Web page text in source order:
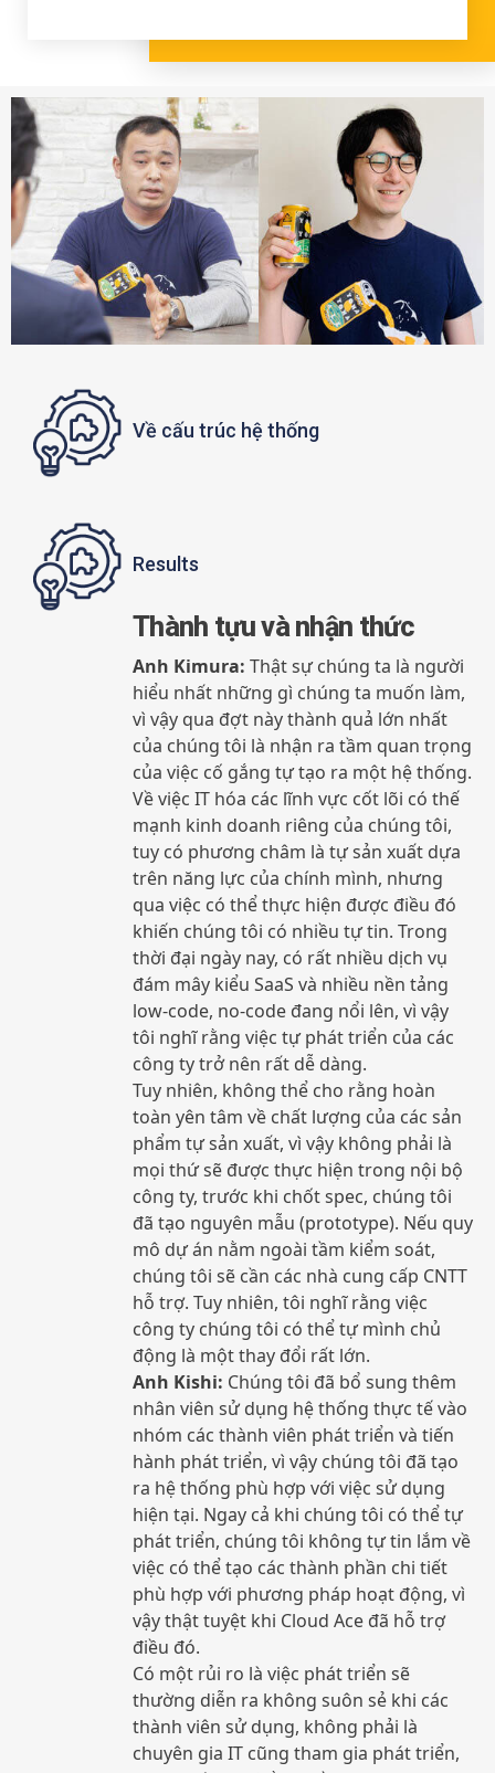
Về cấu trúc hệ thống
Results
Thành tựu và nhận thức
Anh Kimura: Thật sự chúng ta là người
hiểu nhất những gì chúng ta muốn làm,
vì vậy qua đợt này thành quả lớn nhất
của chúng tôi là nhận ra tầm quan trọng
của việc cố gắng tự tạo ra một hệ thống.
Về việc IT hóa các lĩnh vực cốt lõi có thế
mạnh kinh doanh riêng của chúng tôi,
tuy có phương châm là tự sản xuất dựa
trên năng lực của chính mình, nhưng
qua việc có thể thực hiện được điều đó
khiến chúng tôi có nhiều tự tin. Trong
thời đại ngày nay, có rất nhiều dịch vụ
đám mây kiểu SaaS và nhiều nền tảng
low-code, no-code đang nổi lên, vì vậy
tôi nghĩ rằng việc tự phát triển của các
công ty trở nên rất dễ dàng.
Tuy nhiên, không thể cho rằng hoàn
toàn yên tâm về chất lượng của các sản
phẩm tự sản xuất, vì vậy không phải là
mọi thứ sẽ được thực hiện trong nội bộ
công ty, trước khi chốt spec, chúng tôi
đã tạo nguyên mẫu (prototype). Nếu quy
mô dự án nằm ngoài tầm kiểm soát,
chúng tôi sẽ cần các nhà cung cấp CNTT
hỗ trợ. Tuy nhiên, tôi nghĩ rằng việc
công ty chúng tôi có thể tự mình chủ
động là một thay đổi rất lớn.
Anh Kishi: Chúng tôi đã bổ sung thêm
nhân viên sử dụng hệ thống thực tế vào
nhóm các thành viên phát triển và tiến
hành phát triển, vì vậy chúng tôi đã tạo
ra hệ thống phù hợp với việc sử dụng
hiện tại. Ngay cả khi chúng tôi có thể tự
phát triển, chúng tôi không tự tin lắm về
việc có thể tạo các thành phần chi tiết
phù hợp với phương pháp hoạt động, vì
vậy thật tuyệt khi Cloud Ace đã hỗ trợ
điều đó.
Có một rủi ro là việc phát triển sẽ
thường diễn ra không suôn sẻ khi các
thành viên sử dụng, không phải là
chuyên gia IT cũng tham gia phát triển,